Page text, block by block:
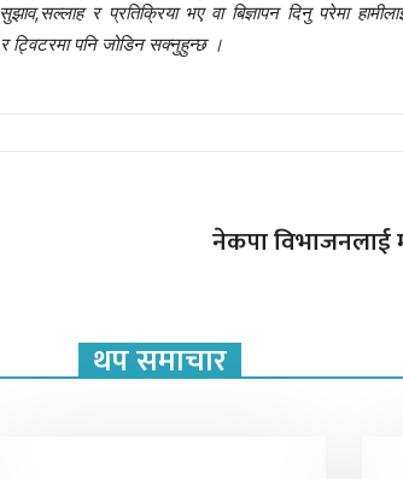
र प्रतिक्रिया भए वा बिज्ञापन दिनु परेमा
पनि जोडिन सक्नुहुन्छ ।
नेकपा विभाजनलाई
थप समाचार